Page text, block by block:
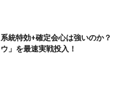
統特効+確定会心は強いのか？
」を最速実戦投入！